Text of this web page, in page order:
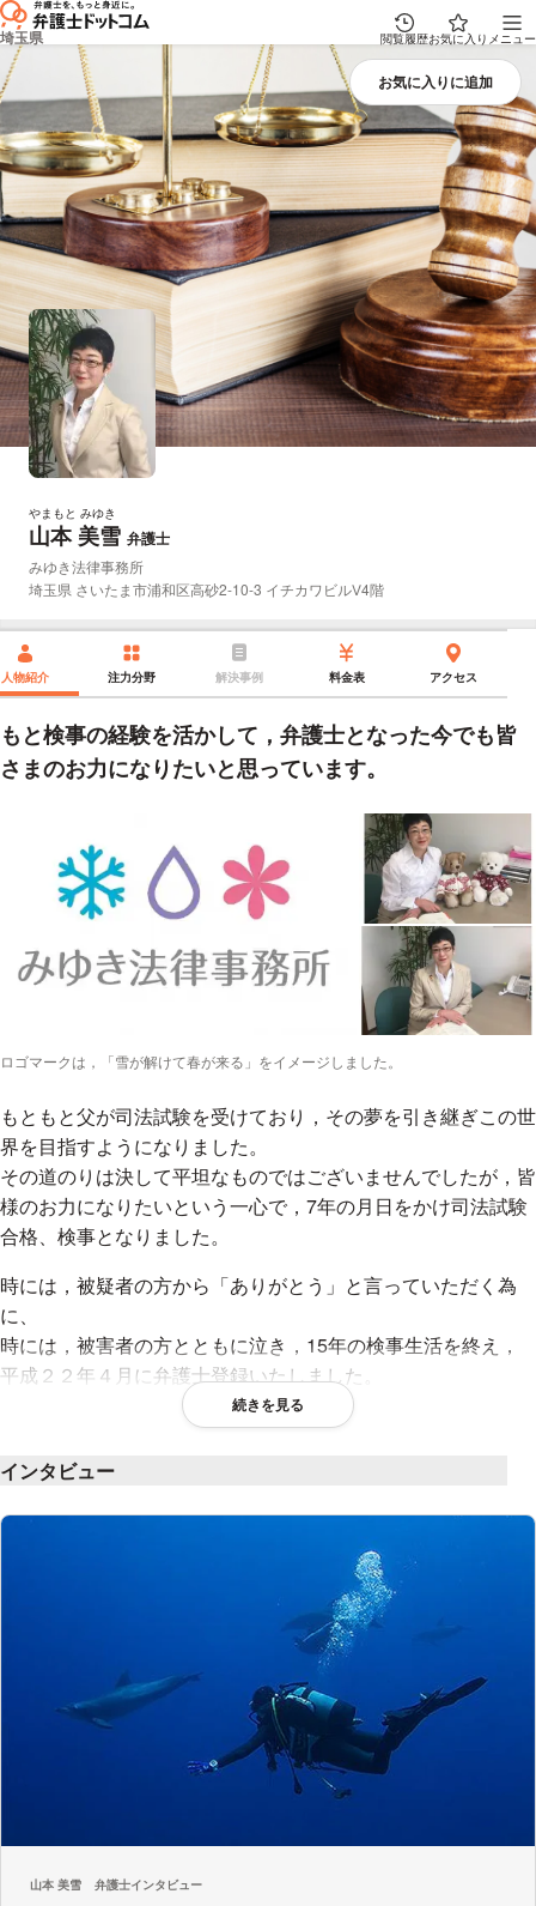
埼玉県 閲覧履歴お気に入り メニュー
やまもと みゆき
山本 美雪 弁護士
所属事務所：
みゆき法律事務所
所在地：
埼玉県 さいたま市浦和区高砂2-10-3 イチカワビルⅤ4階
人物紹介 注力分野 解決事例 料金表 アクセス
もと検事の経験を活かして，弁護士となった今でも皆
さまのお力になりたいと思っています。
ロゴマークは，「雪が解けて春が来る」をイメージしました。
もともと父が司法試験を受けており，その夢を引き継ぎこの世
界を目指すようになりました。
その道のりは決して平坦なものではございませんでしたが，皆
様のお力になりたいという一心で，7年の月日をかけ司法試験
合格、検事となりました。
時には，被疑者の方から「ありがとう」と言っていただく為
に、
時には，被害者の方とともに泣き，15年の検事生活を終え，
平成２２年４月に弁護士登録いたしました。
以来，女性としての視点も活かしつつ，できるだけ幅広い事件
に取り組み，企業の顧問から，破産，個人再生等の多重債務問
題，労働事件，その他一般民事事件のほか，遺産分割，遺言書
も力を入れてきました。
今後も，皆さまのお力になりたいと思っています。
また，刑事事件についても，万が一，被疑者・被告人となって
しまった場合，不幸にして被害に遭われた場合のサポートも
♦︎人を明るくする法律相談♦︎
法律家として，ご相談者様の不安や悩みを取り除く為のアドバ
物事の捉え方，見方に気を付け，ご相談者様を明るくする法律
• 平成7年4月 検事任官
続きを見る
インタビュー
山本 美雪 弁護士インタビュー